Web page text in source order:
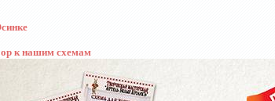
к нашим схемам